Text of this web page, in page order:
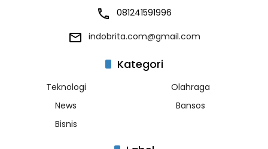
081241591996
indobrita.com@gmail.com
Kategori
Teknologi
Olahraga
News
Bansos
Bisnis